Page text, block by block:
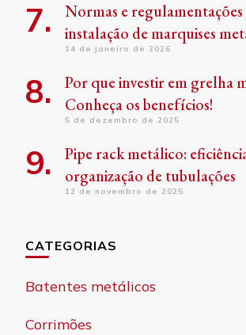
Normas e
instalação de marquises
14 de janeiro de 2026
Por que investir em grelha
Conheça os benefícios!
5 de dezembro de 2025
Pipe rack metálico:
organização de tubulações
12 de novembro de 2025
CATEGORIAS
Batentes metálicos
Corrimões